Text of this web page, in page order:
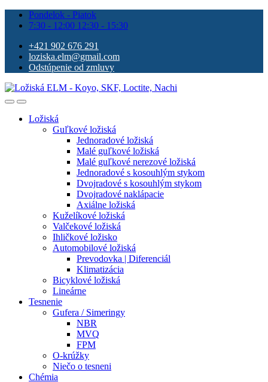
Pondelok - Piatok
7:30 - 12:00 12:30 - 15:30
+421 902 676 291
loziska.elm@gmail.com
Odstúpenie od zmluvy
Ložiská
Guľkové ložiská
Jednoradové ložiská
Malé guľkové ložiská
Malé guľkové nerezové ložiská
Jednoradové s kosouhlým stykom
Dvojradové s kosouhlým stykom
Dvojradové naklápacie
Axiálne ložiská
Kuželíkové ložiská
Valčekové ložiská
Ihličkové ložisko
Automobilové ložiská
Prevodovka | Diferenciál
Klimatizácia
Bicyklové ložiská
Lineárne
Tesnenie
Gufera / Simeringy
NBR
MVQ
FPM
O-krúžky
Niečo o tesneni
Chémia